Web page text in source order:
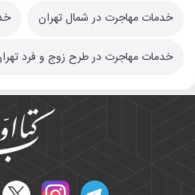
خدمات مهاجرت در شمال تهران
خدمات مهاجرت در طرح زوج و فرد